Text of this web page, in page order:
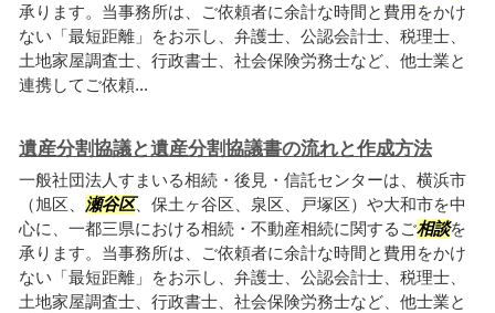
承ります。当事務所は、ご依頼者に余計な時間と費用をかけ
ない「最短距離」をお示し、弁護士、公認会計士、税理士、
土地家屋調査士、行政書士、社会保険労務士など、他士業と
連携してご依頼...
遺産分割協議と遺産分割協議書の流れと作成方法
一般社団法人すまいる相続・後見・信託センターは、横浜市
（旭区、 瀬谷区、保土ヶ谷区、泉区、戸塚区）や大和市を中
心に、一都三県における相続・不動産相続に関するご相談を
承ります。当事務所は、ご依頼者に余計な時間と費用をかけ
ない「最短距離」をお示し、弁護士、公認会計士、税理士、
土地家屋調査士、行政書士、社会保険労務士など、他士業と